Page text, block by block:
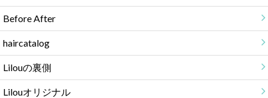
Before After
haircatalog
Lilouの裏側
Lilouオリジナル